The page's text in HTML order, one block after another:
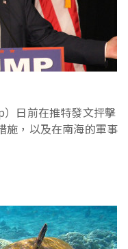
日前在推特發文抨擊
施，以及在南海的軍事